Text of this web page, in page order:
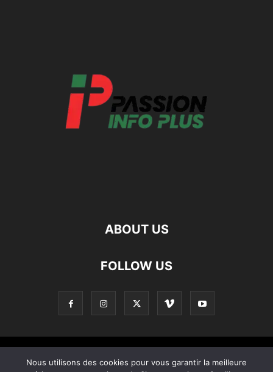
ABOUT US
FOLLOW US
Nous utilisons des cookies pour vous garantir la meilleure